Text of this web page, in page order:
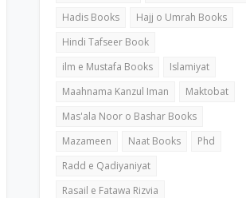
Hadis Books
Hajj o Umrah Books
Hindi Tafseer Book
ilm e Mustafa Books
Islamiyat
Maahnama Kanzul Iman
Maktobat
Mas'ala Noor o Bashar Books
Mazameen
Naat Books
Phd
Radd e Qadiyaniyat
Rasail e Fatawa Rizvia